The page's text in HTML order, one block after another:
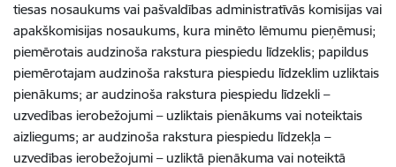
tiesas nosaukums vai pašvaldības administratīvās komisijas vai
apakškomisijas nosaukums, kura minēto lēmumu pieņēmusi;
piemērotais audzinoša rakstura piespiedu līdzeklis; papildus
piemērotajam audzinoša rakstura piespiedu līdzeklim uzliktais
pienākums; ar audzinoša rakstura piespiedu līdzekli –
uzvedības ierobežojumi – uzliktais pienākums vai noteiktais
aizliegums; ar audzinoša rakstura piespiedu līdzekļa –
uzvedības ierobežojumi – uzliktā pienākuma vai noteiktā